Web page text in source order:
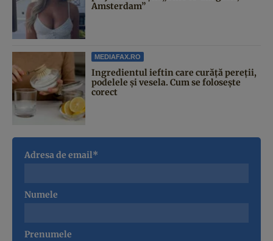
Amsterdam”
MEDIAFAX.RO
Ingredientul ieftin care curăță pereții,
podelele și vesela. Cum se folosește
corect
Adresa de email*
Numele
Prenumele